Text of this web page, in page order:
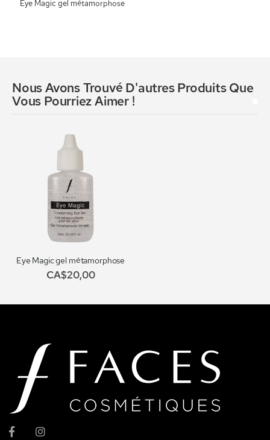
Eye Magic gel métamorphose
Nous Avons Trouvé D'autres Produits Que
Vous Pourriez Aimer !
Eye Magic gel métamorphose
CA$20,00